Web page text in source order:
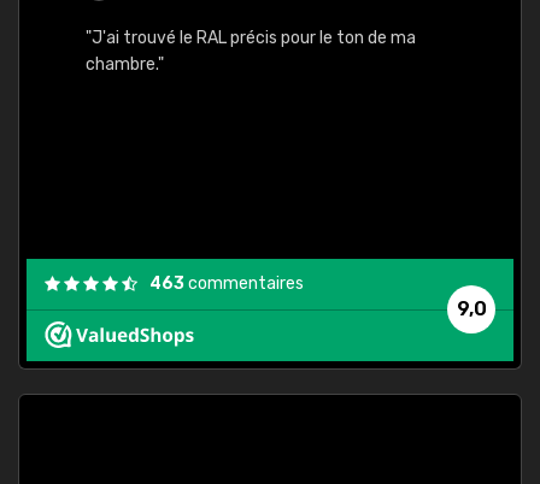
"J'ai trouvé le RAL précis pour le ton de ma
chambre."
9,0
463commentaires